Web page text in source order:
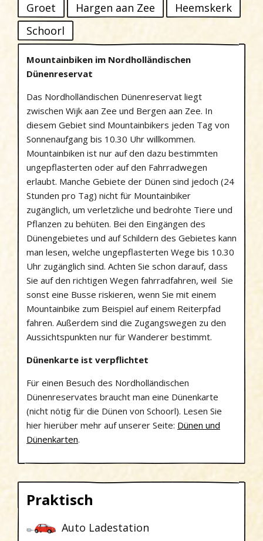
Praktisch
Auto Ladestation
Groet
Hargen aan Zee
Heemskerk
Schoorl
Mountainbiken im Nordholländischen
Dünenreservat
Das Nordholländischen Dünenreservat liegt
zwischen Wijk aan Zee und Bergen aan Zee. In
diesem Gebiet sind Mountainbikers jeden Tag von
Sonnenaufgang bis 10.30 Uhr willkommen.
Mountainbiken ist nur auf den dazu bestimmten
ungepflasterten oder auf den Fahrradwegen
erlaubt. Manche Gebiete der Dünen sind jedoch (24
Stunden pro Tag) nicht für Mountainbiker
zugänglich, um verletzliche und bedrohte Tiere und
Pflanzen zu behüten. Bei den Eingängen des
Dünengebietes und auf Schildern des Gebietes kann
man lesen, welche ungepflasterten Wege bis 10.30
Uhr zugänglich sind. Achten Sie schon darauf, dass
Sie auf den richtigen Wegen fahrradfahren, weil Sie
sonst eine Busse riskieren, wenn Sie mit einem
Mountainbike zum Beispiel auf einem Reiterpfad
fahren. Außerdem sind die Zugangswegen zu den
Aussichtspunkten nur für Wanderer bestimmt.
Dünenkarte ist verpflichtet
Für einen Besuch des Nordholländischen
Dünenreservates braucht man eine Dünenkarte
(nicht nötig für die Dünen von Schoorl). Lesen Sie
hier hierüber mehr auf unserer Seite: Dünen und
Dünenkarten.